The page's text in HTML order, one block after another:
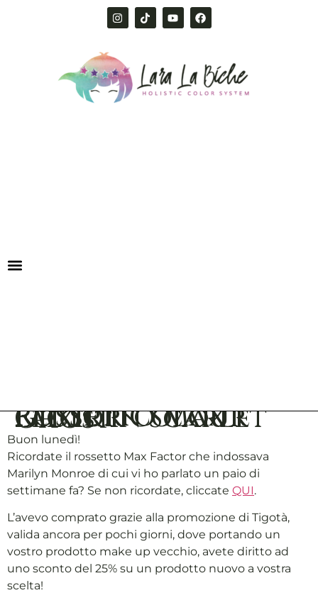
Rossetto Max Factor Colour Elixir in Scarlet Ghost
Buon lunedì!
Ricordate il rossetto Max Factor che indossava
Marilyn Monroe di cui vi ho parlato un paio di
settimane fa? Se non ricordate, cliccate QUI.
L’avevo comprato grazie alla promozione di Tigotà,
valida ancora per pochi giorni, dove portando un
vostro prodotto make up vecchio, avete diritto ad
uno sconto del 25% su un prodotto nuovo a vostra
scelta!